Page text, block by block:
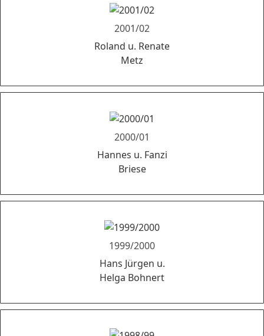
2001/02
Roland u. Renate
Metz
2000/01
Hannes u. Fanzi
Briese
1999/2000
Hans Jürgen u.
Helga Bohnert